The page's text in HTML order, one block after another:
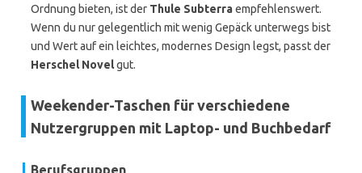
Ordnung bieten, ist der Thule Subterraempfehlenswert.
Wenn du nur gelegentlich mit wenig Gepäck unterwegs bist
und Wert auf ein leichtes, modernes Design legst, passt der
Herschel Novelgut.
Weekender-Taschen für verschiedene
Nutzergruppen mit Laptop- und Buchbedarf
Berufsgruppen